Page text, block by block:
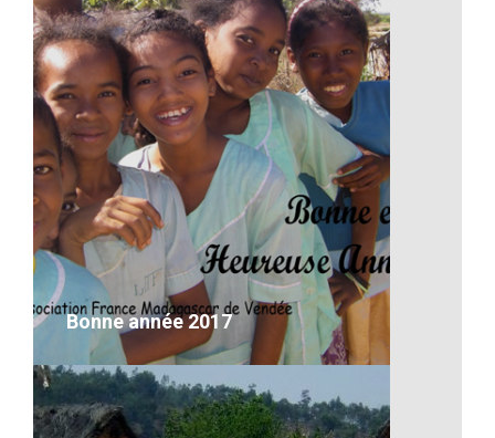
Conseil d’administration
VOIR LE DÉTAIL
Bonne année 2017